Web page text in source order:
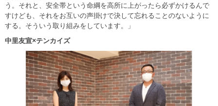
う。それと、安全帯という命綱を高所に上がったら必ずかけるんで
すけども、それをお互いの声掛けで決して忘れることのないように
する。そういう取り組みをしています。」
中里友宣×テンカイズ